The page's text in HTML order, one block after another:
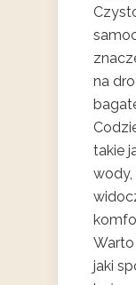
na
takie
jaki